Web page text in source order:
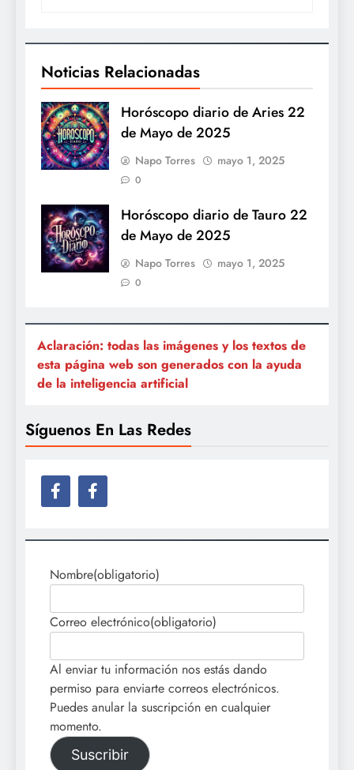
Noticias Relacionadas
Horóscopo diario de Aries 22
de Mayo de 2025
Napo Torres mayo 1, 2025
0
Horóscopo diario de Tauro 22
de Mayo de 2025
Napo Torres mayo 1, 2025
0
Aclaración: todas las imágenes y los textos de
esta página web son generados con la ayuda
de la inteligencia artificial
Síguenos En Las Redes
Nombre(obligatorio)
Correo electrónico(obligatorio)
Al enviar tu información nos estás dando
permiso para enviarte correos electrónicos.
Puedes anular la suscripción en cualquier
momento.
Suscribir